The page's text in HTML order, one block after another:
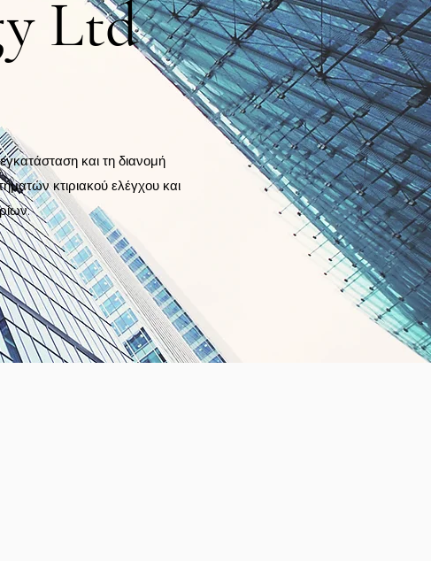
Ltd
και τη διανομή
κτιριακού ελέγχου και